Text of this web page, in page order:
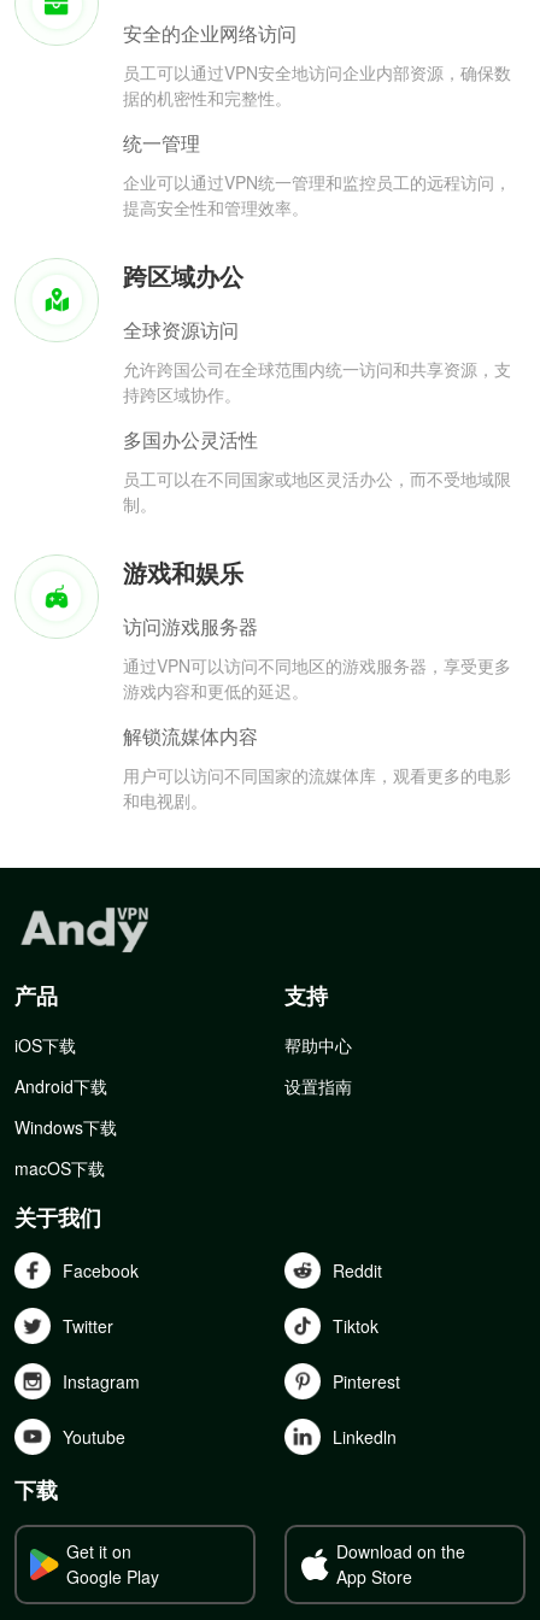
安全的企业网络访问
员工可以通过VPN安全地访问企业内部资源，确保数
据的机密性和完整性。
统一管理
企业可以通过VPN统一管理和监控员工的远程访问，
提高安全性和管理效率。
跨区域办公
全球资源访问
允许跨国公司在全球范围内统一访问和共享资源，支
持跨区域协作。
多国办公灵活性
员工可以在不同国家或地区灵活办公，而不受地域限
制。
游戏和娱乐
访问游戏服务器
通过VPN可以访问不同地区的游戏服务器，享受更多
游戏内容和更低的延迟。
解锁流媒体内容
用户可以访问不同国家的流媒体库，观看更多的电影
和电视剧。
产品
iOS下载
Android下载
Windows下载
macOS下载
支持
帮助中心
设置指南
关于我们
Facebook Reddit
Twitter Tiktok
Instagram Pinterest
Youtube Linkedln
下载
Get it on
Google Play
Download on the
App Store